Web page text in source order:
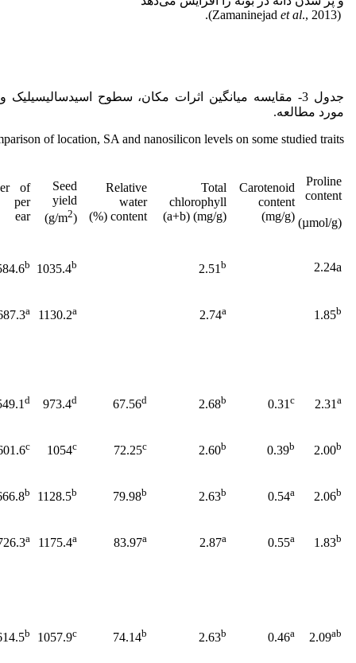
(Zamaninejad
et al., 2013).
جدول 3- مقایسه میانگین اثرات مکان، سطوح
مورد مطالعه.
of location, SA and nanosilicon levels on some studied traits.
Proline
content
(µmol/g)
Carotenoid
content
(mg/g)
Total
chlorophyll
(a+b) (mg/g)
Relative
water
content (%)
Seed
yield
(g/m2)
of
per
ear
2.24a
2.51 b
1035.4b
b
1.85b
2.74a
1130.2a
a
2.31 a
0.31 c
2.68b
67.56d
973.4d
d
2.00b
0.39b
2.60b
72.25c
1054c
c
2.06b
0.54a
2.63b
79.98b
1128.5b
b
1.83b
0.55a
2.87a
83.97a
1175.4a
a
2.09ab
0.46a
2.63b
74.14b
1057.9c
b